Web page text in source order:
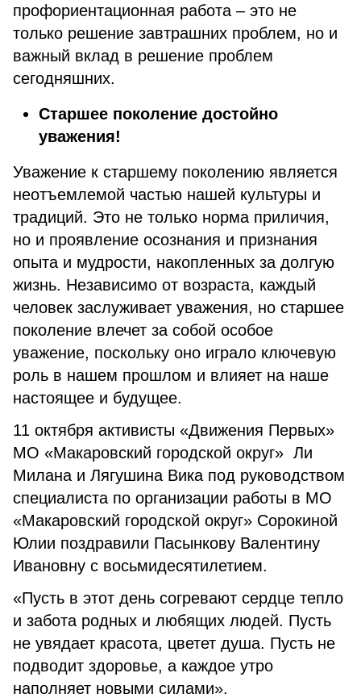
профориентационная работа – это не
только решение завтрашних проблем, но и
важный вклад в решение проблем
сегодняшних.
Старшее поколение достойно
уважения!
Уважение к старшему поколению является
неотъемлемой частью нашей культуры и
традиций. Это не только норма приличия,
но и проявление осознания и признания
опыта и мудрости, накопленных за долгую
жизнь. Независимо от возраста, каждый
человек заслуживает уважения, но старшее
поколение влечет за собой особое
уважение, поскольку оно играло ключевую
роль в нашем прошлом и влияет на наше
настоящее и будущее.
11 октября активисты «Движения Первых»
МО «Макаровский городской округ» Ли
Милана и Лягушина Вика под руководством
специалиста по организации работы в МО
«Макаровский городской округ» Сорокиной
Юлии поздравили Пасынкову Валентину
Ивановну с восьмидесятилетием.
«Пусть в этот день согревают сердце тепло
и забота родных и любящих людей. Пусть
не увядает красота, цветет душа. Пусть не
подводит здоровье, а каждое утро
наполняет новыми силами».